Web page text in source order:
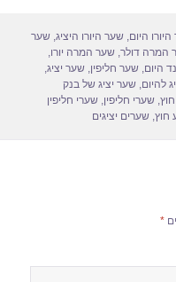
היום,שער היורו היציג,שער
המרה דולר,שער המרה יורו,
היום,שער חליפין,שער יציג,
להיום,שער יציג של בנק
,שערי חליפין,שערי חליפין
חוץ,שערים יציגים
*